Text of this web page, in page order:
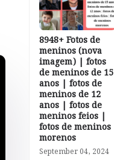
8948+ Fotos de
meninos (nova
imagem) | fotos
de meninos de 15
anos | fotos de
meninos de 12
anos | fotos de
meninos feios |
fotos de meninos
morenos
September 04, 2024